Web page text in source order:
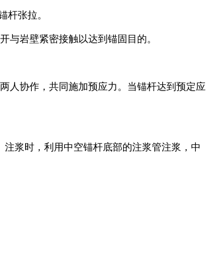
杆张拉。
与岩壁紧密接触以达到锚固目的。
人协作，共同施加预应力。当锚杆达到预定应
浆时，利用中空锚杆底部的注浆管注浆，中